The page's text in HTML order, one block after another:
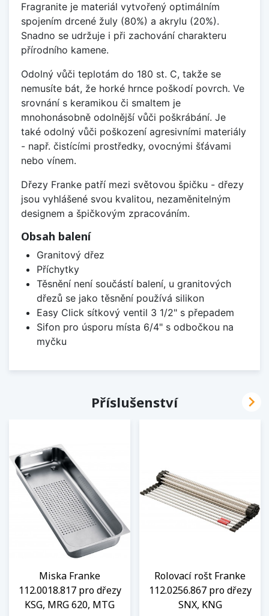
Fragranite je materiál vytvořený optimálním
spojením drcené žuly (80%) a akrylu (20%).
Snadno se udržuje i při zachování charakteru
přírodního kamene.
Odolný vůči teplotám do 180 st. C, takže se
nemusíte bát, že horké hrnce poškodí povrch. Ve
srovnání s keramikou či smaltem je
mnohonásobně odolnější vůči poškrábání. Je
také odolný vůči poškození agresivními materiály
- např. čistícími prostředky, ovocnými šťávami
nebo vínem.
Dřezy Franke patří mezi světovou špičku - dřezy
jsou vyhlášené svou kvalitou, nezaměnitelným
designem a špičkovým zpracováním.
Obsah balení
Granitový dřez
Příchytky
Těsnění není součástí balení, u granitových
dřezů se jako těsnění používá silikon
Easy Click sítkový ventil 3 1/2" s přepadem
Sifon pro úsporu místa 6/4" s odbočkou na
myčku
Příslušenství
Miska Franke
112.0018.817 pro dřezy
KSG, MRG 620, MTG
Rolovací rošt Franke
112.0256.867 pro dřezy
SNX, KNG
